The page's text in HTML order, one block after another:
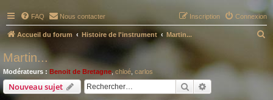
FAQ Nous contacter Connexion
Inscription
Accueil du forum Histoire de l'instrument Martin...
Martin...
Modérateurs : Benoit de Bretagne,chloé carlos
Nouveau sujet Rechercher